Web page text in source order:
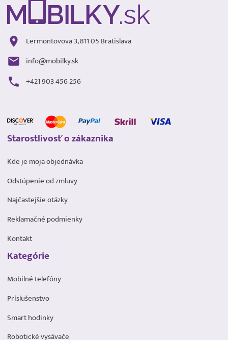
Lermontovova 3, 811 05 Bratislava
info@mobilky.sk
+421 903 456 256
Starostlivosť o zákaznika
Kde je moja objednávka
Odstúpenie od zmluvy
Najčastejšie otázky
Reklamačné podmienky
Kontakt
Kategórie
Mobilné telefóny
Príslušenstvo
Smart hodinky
Robotické vysávače